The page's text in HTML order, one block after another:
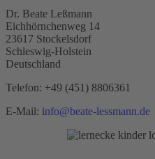
Dr. Beate Leßmann
Eichhörnchenweg 14
23617 Stockelsdorf
Schleswig-Holstein
Deutschland
Telefon: +49 (451) 8806361
E-Mail: info@beate-lessmann.de